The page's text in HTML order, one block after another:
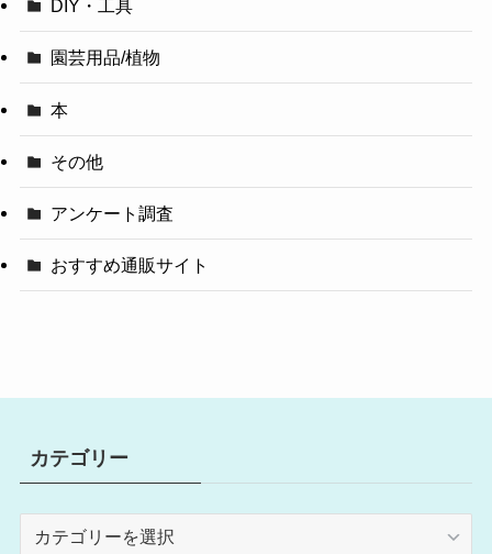
DIY・工具
園芸用品/植物
本
その他
アンケート調査
おすすめ通販サイト
カテゴリー